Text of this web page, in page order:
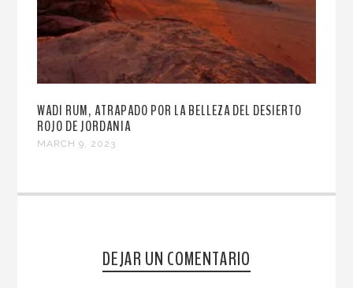
WADI RUM, ATRAPADO POR LA BELLEZA DEL DESIERTO
ROJO DE JORDANIA
MARCH 9, 2023
DEJAR UN COMENTARIO